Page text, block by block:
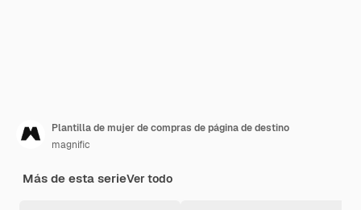
Plantilla de mujer de compras de página de destino
magnific
Más de esta serieVer todo